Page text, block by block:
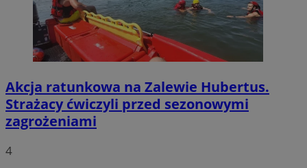
Akcja ratunkowa na Zalewie Hubertus.
Strażacy ćwiczyli przed sezonowymi
zagrożeniami
4